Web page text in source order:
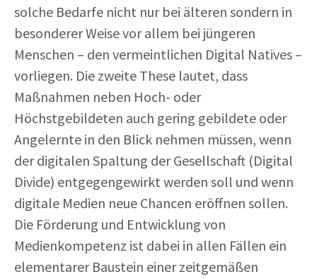
solche Bedarfe nicht nur bei älteren sondern in
besonderer Weise vor allem bei jüngeren
Menschen – den vermeintlichen Digital Natives –
vorliegen. Die zweite These lautet, dass
Maßnahmen neben Hoch- oder
Höchstgebildeten auch gering gebildete oder
Angelernte in den Blick nehmen müssen, wenn
der digitalen Spaltung der Gesellschaft (Digital
Divide) entgegengewirkt werden soll und wenn
digitale Medien neue Chancen eröffnen sollen.
Die Förderung und Entwicklung von
Medienkompetenz ist dabei in allen Fällen ein
elementarer Baustein einer zeitgemäßen